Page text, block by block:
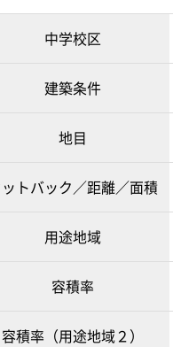
中学校区
建築条件
地目
トバック／距離／面積
用途地域
容積率
容積率（用途地域２）